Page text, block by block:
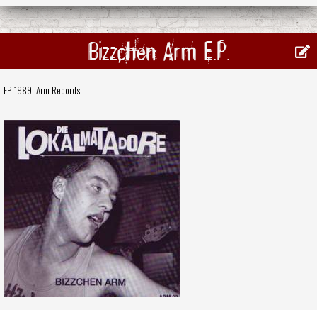
Bizzchen Arm E.P.
EP, 1989, Arm Records